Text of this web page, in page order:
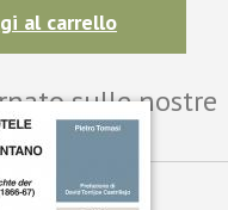
al carrello
sulle nostre